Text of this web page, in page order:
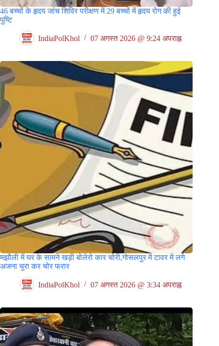
46 बच्चों के हृदय जांच शिविर परीक्षण में 29 बच्चों में हृदय रोग की हुई
पुष्टि
IndiaPolKhol 07 अगस्त 2026 @ 9:24 अपराह्न
मझौली में घर के सामने खड़ी बोलेरो कार चोरी,गोसलपुर में टावर में लगे
अजना चुरा कर चोर फरार
IndiaPolKhol 07 अगस्त 2026 @ 3:34 अपराह्न